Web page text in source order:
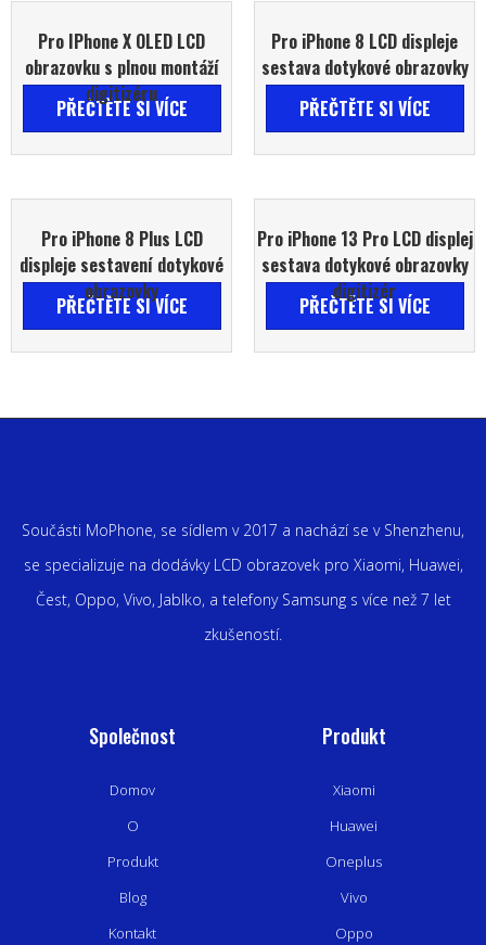
Pro IPhone X OLED LCD
obrazovku s plnou montáží
digitizéru
PŘEČTĚTE SI VÍCE
Pro iPhone 8 LCD displeje
sestava dotykové obrazovky
PŘEČTĚTE SI VÍCE
Pro iPhone 8 Plus LCD
displeje sestavení dotykové
obrazovky
PŘEČTĚTE SI VÍCE
Pro iPhone 13 Pro LCD displej
sestava dotykové obrazovky
digitizér
PŘEČTĚTE SI VÍCE
Součásti MoPhone, se sídlem v 2017 a nachází se v Shenzhenu,
se specializuje na dodávky LCD obrazovek pro Xiaomi, Huawei,
Čest, Oppo, Vivo, Jablko, a telefony Samsung s více než 7 let
zkušeností.
Společnost
Domov
O
Produkt
Blog
Kontakt
Produkt
Xiaomi
Huawei
Oneplus
Vivo
Oppo